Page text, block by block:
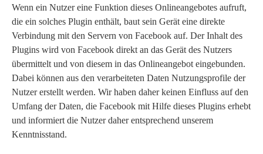
Wenn ein Nutzer eine Funktion dieses Onlineangebotes aufruft,
die ein solches Plugin enthält, baut sein Gerät eine direkte
Verbindung mit den Servern von Facebook auf. Der Inhalt des
Plugins wird von Facebook direkt an das Gerät des Nutzers
übermittelt und von diesem in das Onlineangebot eingebunden.
Dabei können aus den verarbeiteten Daten Nutzungsprofile der
Nutzer erstellt werden. Wir haben daher keinen Einfluss auf den
Umfang der Daten, die Facebook mit Hilfe dieses Plugins erhebt
und informiert die Nutzer daher entsprechend unserem
Kenntnisstand.